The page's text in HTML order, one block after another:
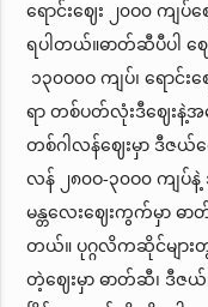
ရောင်းဈေး ၂၀ဝ၀ ကျ
ရပါတယ်။ဓာတ်ဆီပီပါ ဈ
၁၃၀ဝ၀ဝ ကျပ်၊ ရောင်
ရာ တစ်ပတ်လုံးဒီဈေးနဲ့
တစ်ဂါလန်ဈေးမှာ ဒီဇယ်ရ
လန် ၂၈၀ဝ-၃၀ဝ၀ ကျ
မန္တလေးဈေးကွက်မှာ ဓ
တယ်။ ပုဂ္ဂလိကဆိုင်များတွ
တဲ့ဈေးမှာ ဓာတ်ဆီ၊ ဒီဇ